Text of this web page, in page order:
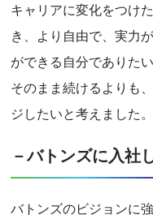
キャリアに変化をつけ
き、より自由で、実力
ができる自分でありた
そのまま続けるよりも
ジしたいと考えました。
－バトンズに入社
バトンズのビジョンに